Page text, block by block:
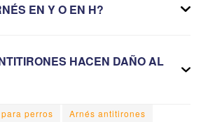
EN Y O EN H?
HACEN DAÑO AL
perros Arnés antitirones